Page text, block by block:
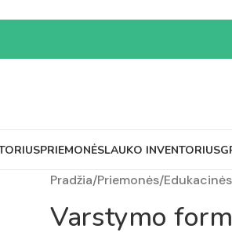
PRIEMONĖSLAUKO INVENTORIUS
Pradžia/Priemonės/
Varstymo